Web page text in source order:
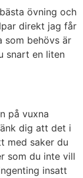
övning och
direkt jag får
som behövs är
snart en liten
på vuxna
dig att det i
med saker du
som du inte vill
insatt